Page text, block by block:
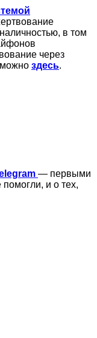
в том
через
здесь.
— первыми
и о тех,